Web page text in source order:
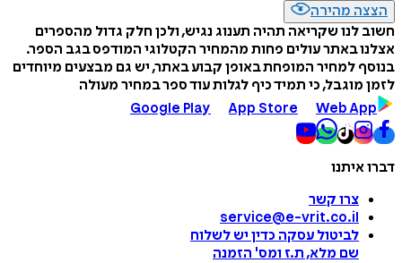
הצצה מהירה
חשוב לנו שקריאה תהיה תענוג נגיש, ולכן חלק גדול מהספרים
אצלנו באתר עולים פחות מהמחיר הקטלוגי המודפס בגב הספר.
בנוסף למחיר המופחת באופן קבוע באתר, יש גם מבצעים מיוחדים
לזמן מוגבל, כי תמיד כיף לגלות עוד ספר במחיר מעולה
Google Play
App Store Web App
דברו איתנו
צרו קשר
service@e-vrit.co.il
לביטול עסקה כדין יש לשלוח
שם מלא, ת.ז ומס' הזמנה